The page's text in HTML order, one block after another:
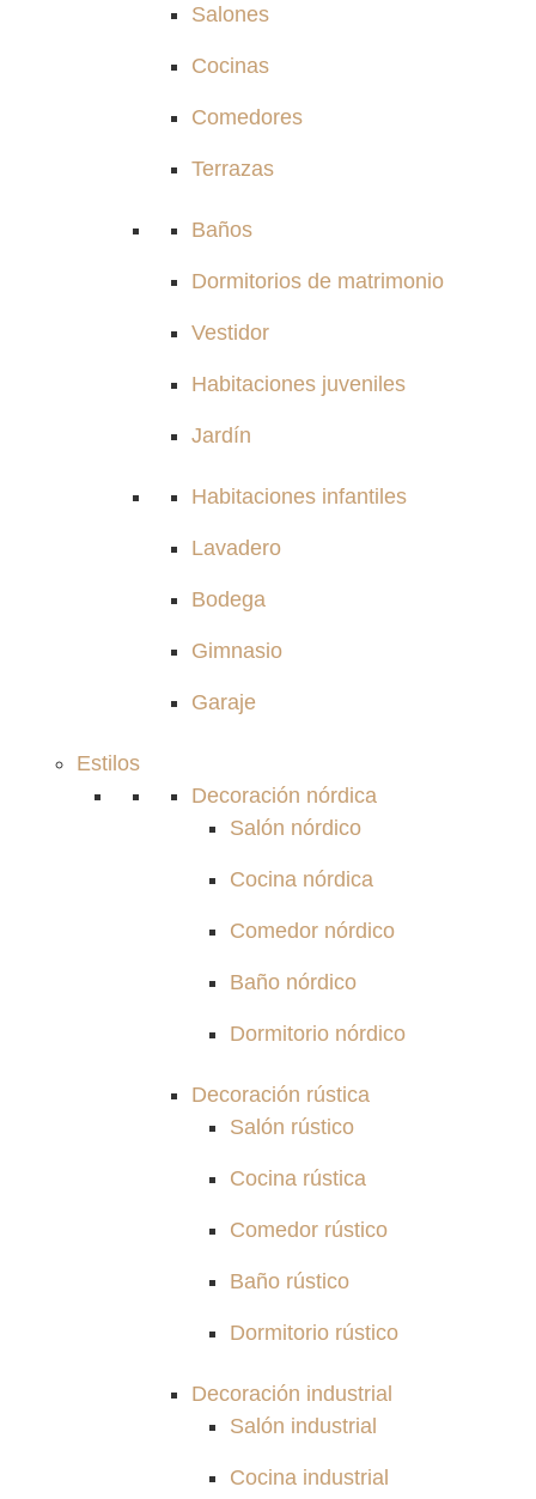
Salones
Cocinas
Comedores
Terrazas
Baños
Dormitorios de matrimonio
Vestidor
Habitaciones juveniles
Jardín
Habitaciones infantiles
Lavadero
Bodega
Gimnasio
Garaje
Estilos
Decoración nórdica
Salón nórdico
Cocina nórdica
Comedor nórdico
Baño nórdico
Dormitorio nórdico
Decoración rústica
Salón rústico
Cocina rústica
Comedor rústico
Baño rústico
Dormitorio rústico
Decoración industrial
Salón industrial
Cocina industrial